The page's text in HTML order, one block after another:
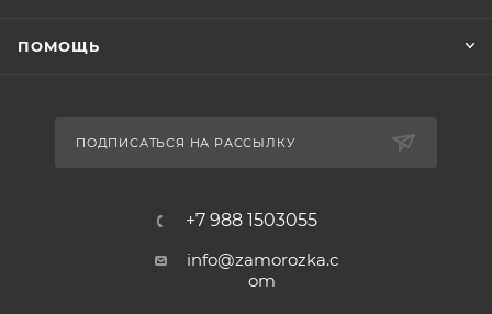
ПОМОЩЬ
ПОДПИСАТЬСЯ НА РАССЫЛКУ
+7 988 1503055
info@zamorozka.c
om